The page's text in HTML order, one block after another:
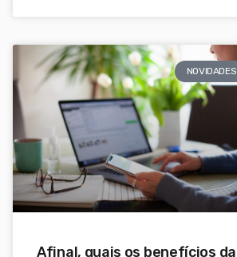
NOVIDADES
Afinal, quais os benefícios da